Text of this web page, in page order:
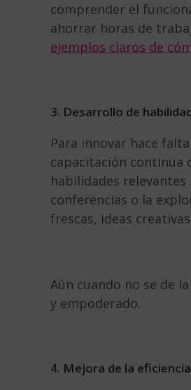
comprender el
ahorrar horas de
ejemplos claros de
3. Desarrollo de
Para innovar hace
capacitación continua
habilidades
conferencias o la
frescas, ideas
Aún cuando no se de
y empoderado.
4. Mejora de la